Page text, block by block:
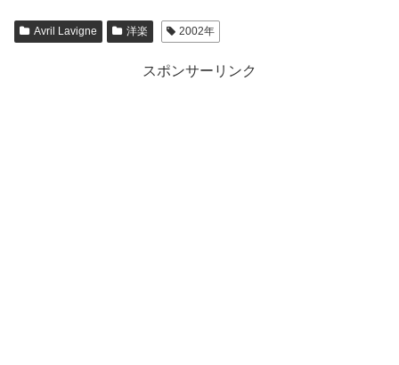
Avril Lavigne 洋楽 2002年
スポンサーリンク